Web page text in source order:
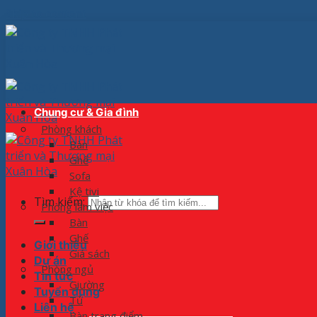
Tìm kiếm:
Giới thiệu
Dự án
Tin tức
Tuyển dụng
Liên hệ
Chung cư & Gia đình
Phòng khách
Bàn
Ghế
Sofa
Kệ tivi
Phòng làm việc
Bàn
Ghế
Giá sách
Phòng ngủ
Giường
Tủ